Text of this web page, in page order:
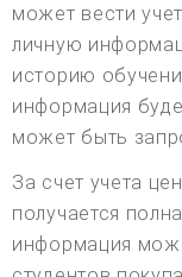
может вести
личную
историю
информация
может быть
За счет учета
получается
информация